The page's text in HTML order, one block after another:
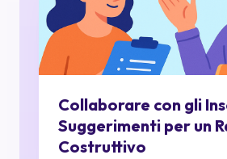
Collaborare con gli
Suggerimenti per un
Costruttivo